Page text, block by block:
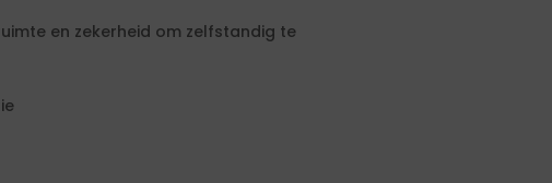
en zekerheid om zelfstandig te